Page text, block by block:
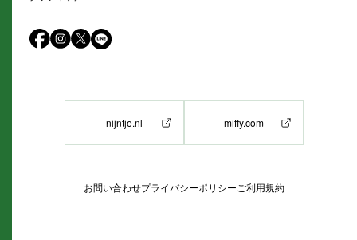
nijntje.nl miffy.com
お問い合わせプライバシーポリシーご利用規約